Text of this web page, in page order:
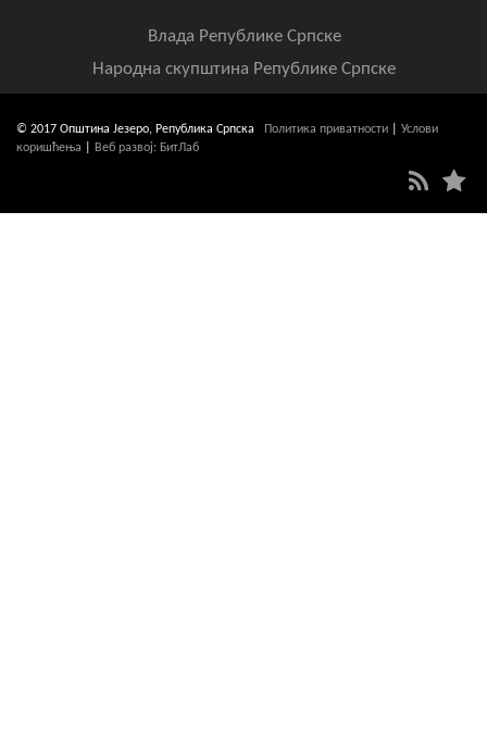
Влада Републике Српске
Народна скупштина Републике Српске
© 2017 Општина Језеро, Република Српска Политика приватности
Услови
коришћења
Веб развој: БитЛаб